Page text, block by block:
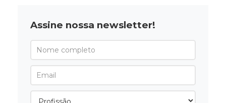
Assine nossa newsletter!